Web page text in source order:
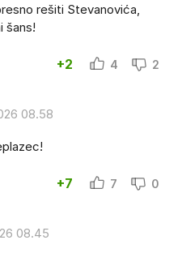
rešiti Stevanovića,
šans!
+2 4 2
08.58
+7 7 0
08.45